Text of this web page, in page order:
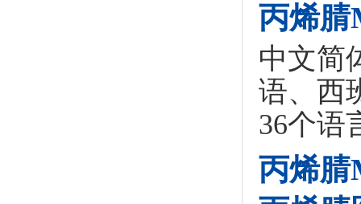
丙烯腈
中文简
语、西
36个语
丙烯腈